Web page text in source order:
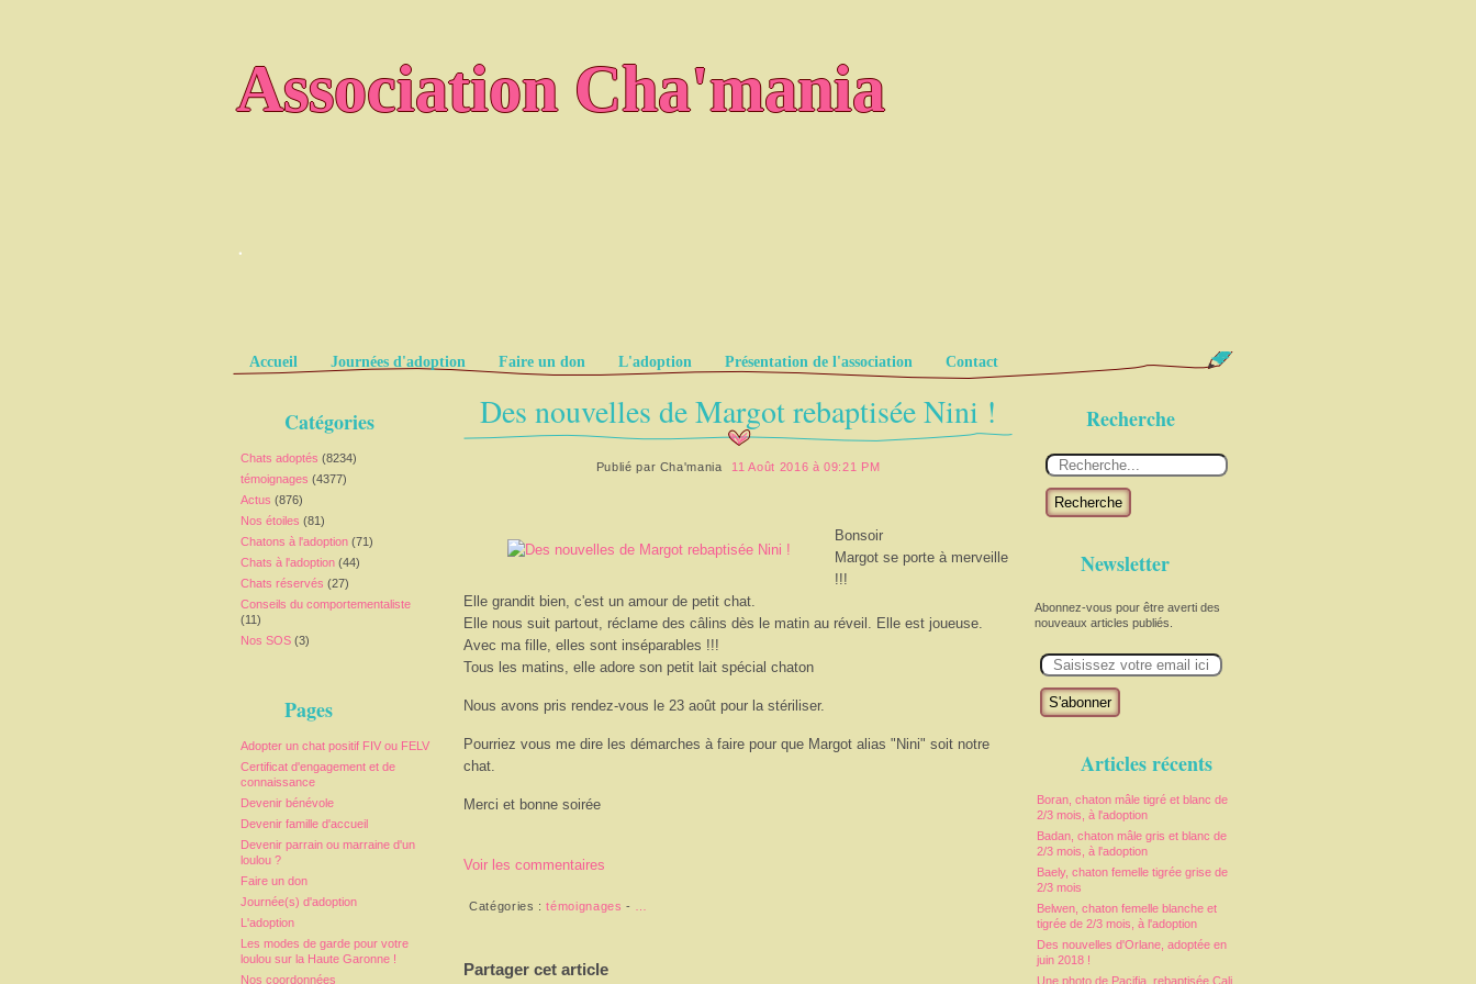
Association Cha'mania
.
Pages
Accueil Journées d'adoption Faire un don L'adoption Présentation de l'association Contact
Catégories
Chats adoptés (8234)
témoignages (4377)
Actus (876)
Nos étoiles (81)
Chatons à l'adoption (71)
Chats à l'adoption (44)
Chats réservés (27)
Conseils du comportementaliste
(11)
Nos SOS (3)
Pages
Adopter un chat positif FIV ou FELV
Certificat d'engagement et de
connaissance
Devenir bénévole
Devenir famille d'accueil
Devenir parrain ou marraine d'un
loulou ?
Faire un don
Journée(s) d'adoption
L'adoption
Les modes de garde pour votre
loulou sur la Haute Garonne !
Nos coordonnées
Recherche
Recherche
Newsletter
Abonnez-vous pour être averti des
nouveaux articles publiés.
m
Articles récents
Boran, chaton mâle tigré et blanc de
2/3 mois, à l'adoption
Badan, chaton mâle gris et blanc de
2/3 mois, à l'adoption
Baely, chaton femelle tigrée grise de
2/3 mois
Belwen, chaton femelle blanche et
tigrée de 2/3 mois, à l'adoption
Des nouvelles d'Orlane, adoptée en
juin 2018 !
Une photo de Pacifia, rebaptisée Cali,
Des nouvelles de Margot rebaptisée Nini !
Publié par Cha'mania 11 Août 2016 à 09:21 PM
Bonsoir
Margot se porte à merveille
!!!
Elle grandit bien, c'est un amour de petit chat.
Elle nous suit partout, réclame des câlins dès le matin au réveil. Elle est joueuse.
Avec ma fille, elles sont inséparables !!!
Tous les matins, elle adore son petit lait spécial chaton
Nous avons pris rendez-vous le 23 août pour la stériliser.
Pourriez vous me dire les démarches à faire pour que Margot alias "Nini" soit notre
chat.
Merci et bonne soirée
Voir les commentaires
Catégories :témoignages -
Partager cet article